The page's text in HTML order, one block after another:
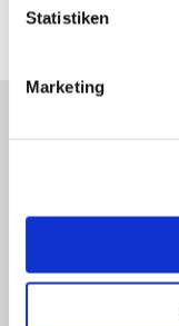
Statistiken
Marketing
ipsum dolor sit amet.
Login
Region